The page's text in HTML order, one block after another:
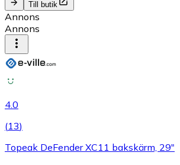
Till butik
Annons
Annons
4.0
(13)
Topeak DeFender XC11 bakskärm, 29"